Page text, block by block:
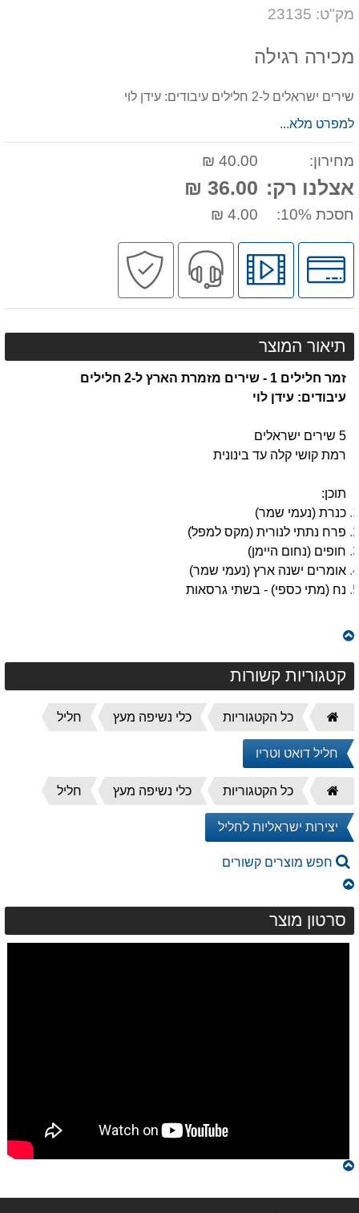
מק"ט: 23135
מכירה רגילה
שירים ישראלים ל-2 חלילים עיבודים: עידן לוי
למפרט מלא...
מחירון: 40.00 ₪
אצלנו רק: 36.00 ₪
חסכת 10%: 4.00 ₪
לחץ
לאפשרויות
תשלומים
לחץ
לצפיה
בסרטון
שירות
מקצועי
תיאור המוצר
זמר חלילים 1 - שירים מזמרת הארץ ל-2 חלילים
עיבודים: עידן לוי
5 שירים ישראלים
רמת קושי קלה עד בינונית
תוכן:
כנרת (נעמי שמר)
פרח נתתי לנורית (מקס למפל)
חופים (נחום היימן)
אומרים ישנה ארץ (נעמי שמר)
נח (מתי כספי) - בשתי גרסאות
קטגוריות קשורות
דף
הבית
כל הקטגוריות כלי נשיפה מעץ חליל
חליל דואט וטריו
דף
הבית
כל הקטגוריות כלי נשיפה מעץ חליל
יצירות ישראליות לחליל
חפש מוצרים קשורים
סרטון מוצר